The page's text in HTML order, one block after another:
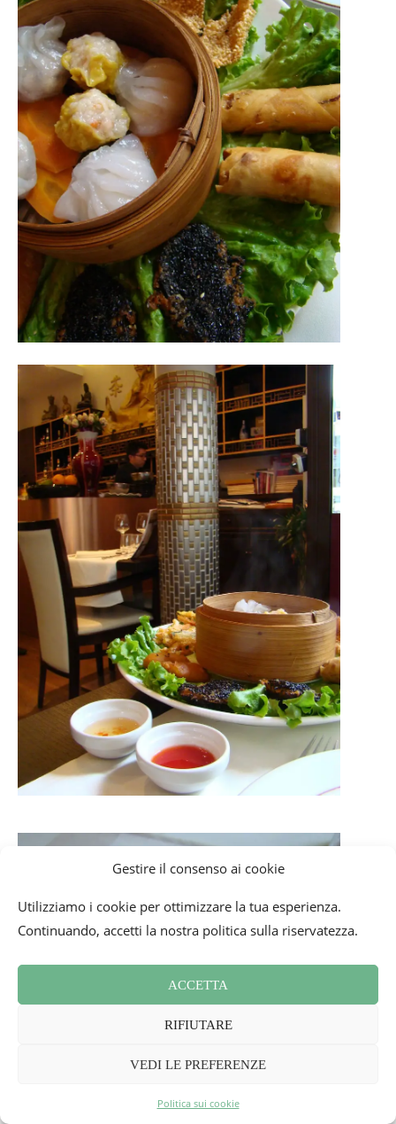
Gestire il consenso ai cookie
Utilizziamo i cookie per ottimizzare la tua esperienza.
Continuando, accetti la nostra politica sulla riservatezza.
ACCETTA
RIFIUTARE
VEDI LE PREFERENZE
Politica sui cookie